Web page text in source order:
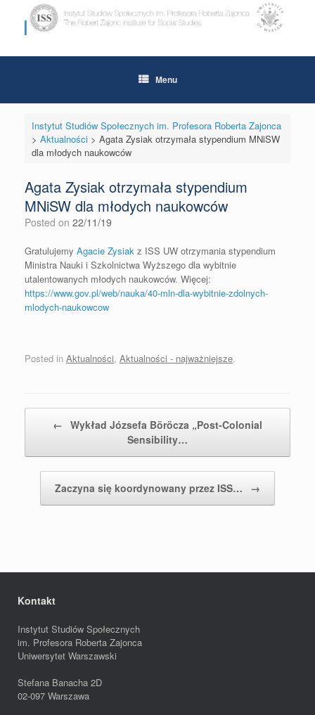
content
Menu
Instytut Studiów Społecznych im. Profesora Roberta Zajonca
> Aktualności> Agata Zysiak otrzymała stypendium MNiSW
dla młodych naukowców
Agata Zysiak otrzymała stypendium
MNiSW dla młodych naukowców
Posted on 22/11/19
Gratulujemy Agacie Zysiak z ISS UW otrzymania stypendium
Ministra Nauki i Szkolnictwa Wyższego dla wybitnie
utalentowanych młodych naukowców. Więcej:
https://www.gov.pl/web/nauka/40-mln-dla-wybitnie-zdolnych-
mlodych-naukowcow
Posted in Aktualności, Aktualności - najważniejsze.
← Wykład Józsefa Böröcza „Post-Colonial
Sensibility…
Zaczyna się koordynowany przez ISS… →
Kontakt
Instytut Studiów Społecznych
im. Profesora Roberta Zajonca
Uniwersytet Warszawski
Stefana Banacha 2D
02-097 Warszawa